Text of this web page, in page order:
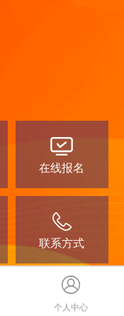
在线报名
联系方式
个人中心